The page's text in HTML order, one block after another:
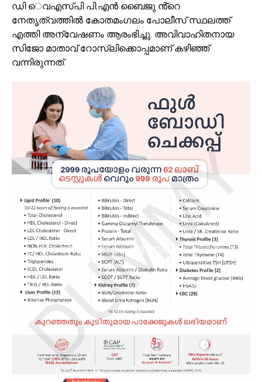
ഡി െവഎസ്പി പി.എൻ ബൈജു ൻ്റെ
നേതൃത്വത്തിൽ കോതമംഗലം പോലീസ് സ്ഥലത്ത്
എത്തി അന്വേഷണം ആരംഭിച്ചു. അവിവാഹിതനായ
സിജോ മാതാവ് റോസ്ലിക്കൊപ്പമാണ് കഴിഞ്ഞ്
വന്നിരുന്നത്.